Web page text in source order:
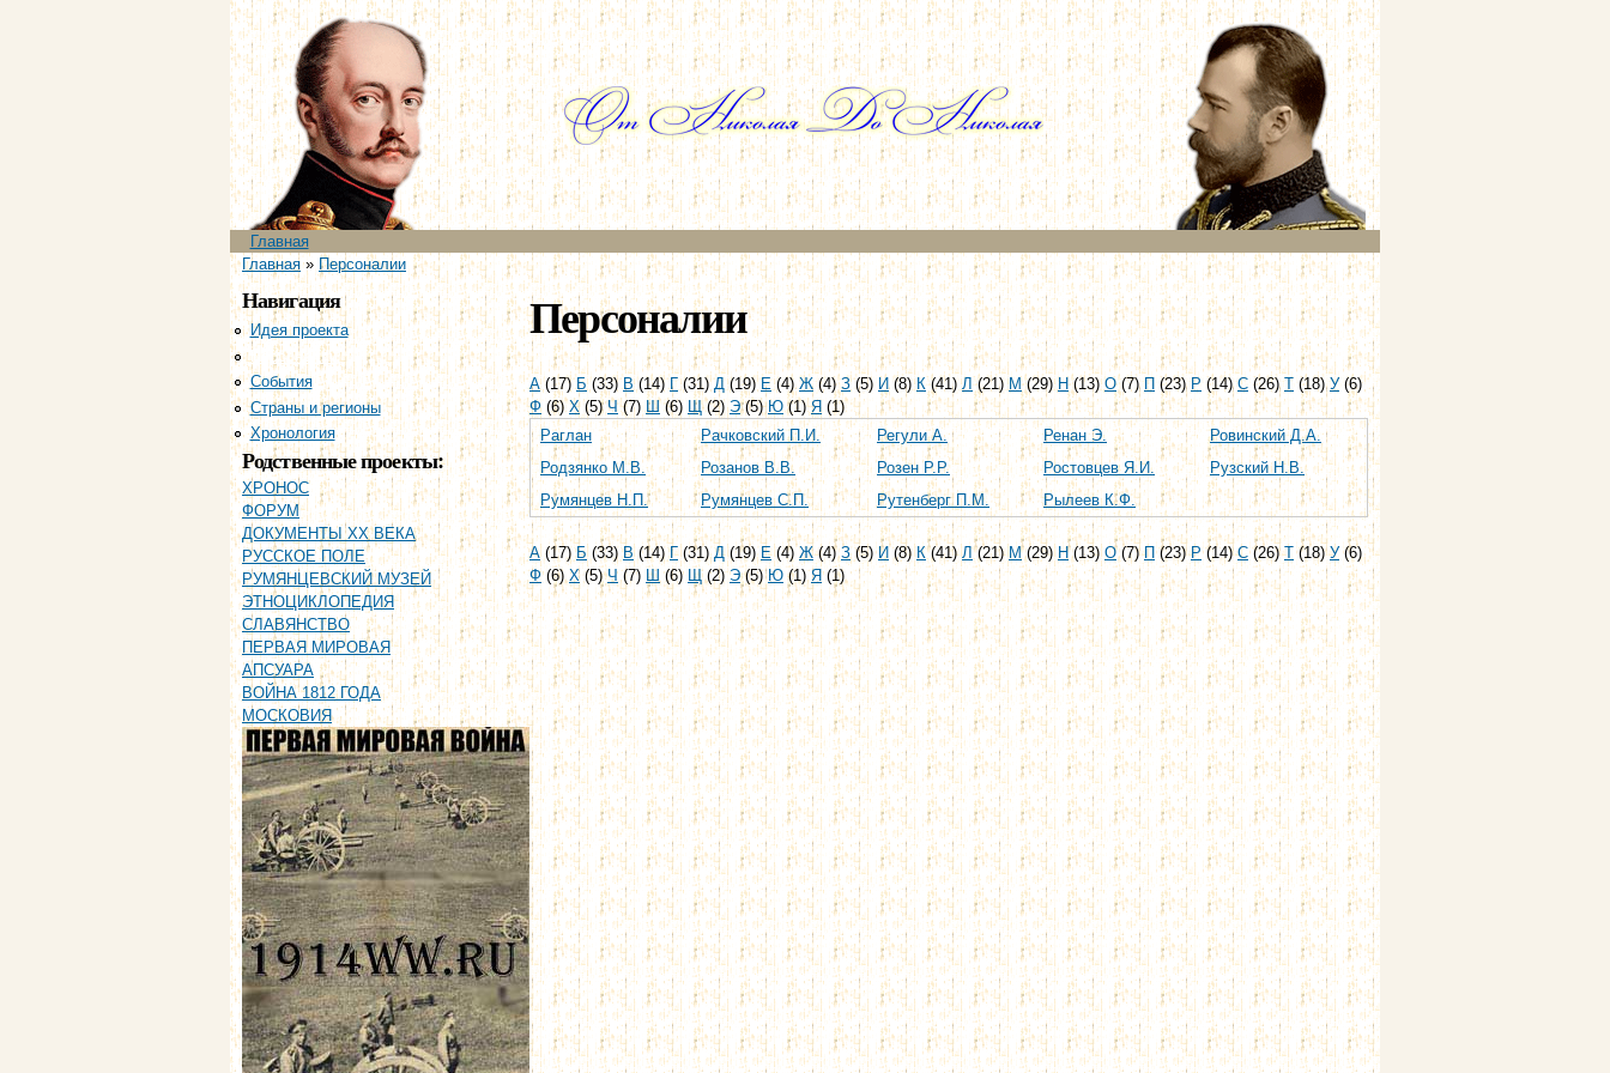
Перейти к
основному
содержанию
Главное меню
Главная
Вы здесь
Главная» Персоналии
Навигация
Идея проекта
Персоналии
События
Страны и регионы
Хронология
Родственные проекты:
ХРОНОС
ФОРУМ
ДОКУМЕНТЫ XX ВЕКА
РУССКОЕ ПОЛЕ
РУМЯНЦЕВСКИЙ МУЗЕЙ
ЭТНОЦИКЛОПЕДИЯ
СЛАВЯНСТВО
ПЕРВАЯ МИРОВАЯ
АПСУАРА
ВОЙНА 1812 ГОДА
МОСКОВИЯ
Персоналии
А(17)Б(33)В(14)Г(31)Д (19)Е (4)Ж(4)З(5) И(8)К(41)Л(21)М(29)Н(13)О(7)П (23)Р (14)С (26)Т (18)У(6)
Ф (6)Х (5)Ч(7) Ш(6) Щ(2)Э(5)Ю (1)Я (1)
Раглан
Рачковский П.И. Регули А. Ренан Э.
Ровинский Д.А.
Родзянко М.В.
Розанов В.В. Розен Р.Р. Ростовцев Я.И.
Рузский Н.В.
Румянцев Н.П.
Румянцев С.П. Рутенберг П.М. Рылеев К.Ф.
А (17)Б (33)В (14)Г(31)Д(19)Е(4)Ж(4)З(5)И(8) К(41) Л(21) М(29) Н(13) О(7)П(23)Р(14)С(26)Т(18)У(6)
Ф(6) Х (5)Ч (7) Ш (6) Щ(2)Э(5)Ю (1)Я(1)